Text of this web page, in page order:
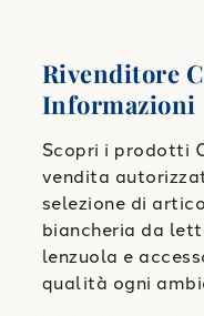
Rivenditore
Informazioni
Scopri i prodotti
vendita
selezione di
biancheria da
lenzuola e
qualità ogni